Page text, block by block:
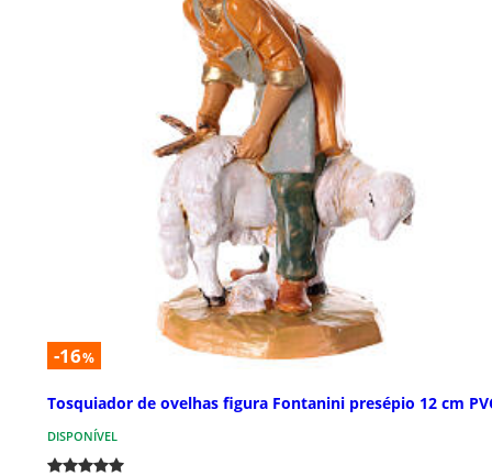
-16%
Tosquiador de ovelhas figura Fontanini presépio 12 cm
DISPONÍVEL